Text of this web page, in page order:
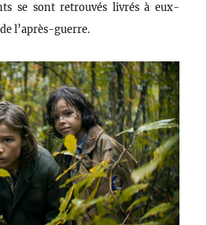
se sont retrouvés livrés à eux-
l’après-guerre.